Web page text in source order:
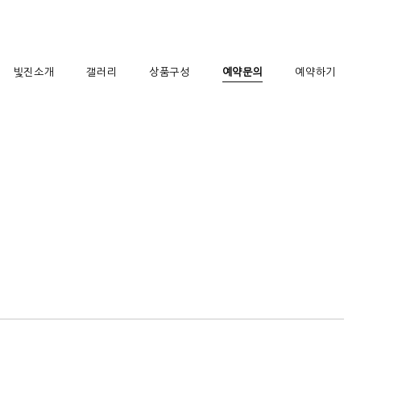
빛진소개 갤러리 상품구성 예약문의 예약하기